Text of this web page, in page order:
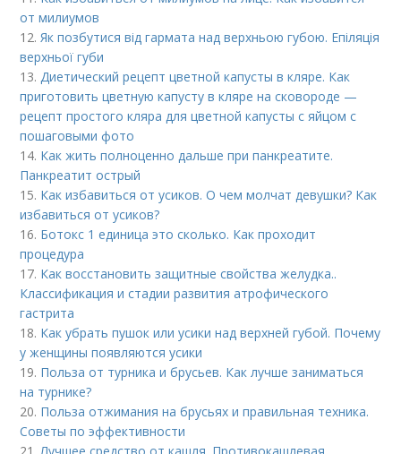
от милиумов
12. Як позбутися від гармата над верхньою губою. Епіляція
верхньої губи
13. Диетический рецепт цветной капусты в кляре. Как
приготовить цветную капусту в кляре на сковороде —
рецепт простого кляра для цветной капусты с яйцом с
пошаговыми фото
14. Как жить полноценно дальше при панкреатите.
Панкреатит острый
15. Как избавиться от усиков. О чем молчат девушки? Как
избавиться от усиков?
16. Ботокс 1 единица это сколько. Как проходит
процедура
17. Как восстановить защитные свойства желудка..
Классификация и стадии развития атрофического
гастрита
18. Как убрать пушок или усики над верхней губой. Почему
у женщины появляются усики
19. Польза от турника и брусьев. Как лучше заниматься
на турнике?
20. Польза отжимания на брусьях и правильная техника.
Советы по эффективности
21. Лучшее средство от кашля. Противокашлевая